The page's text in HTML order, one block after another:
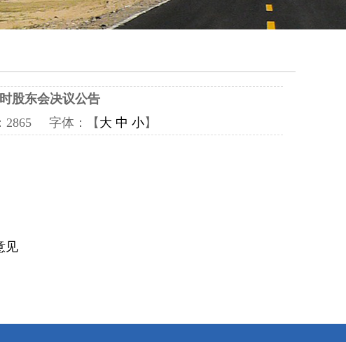
股东会决议公告
2865 字体：【 大 中 小】
见